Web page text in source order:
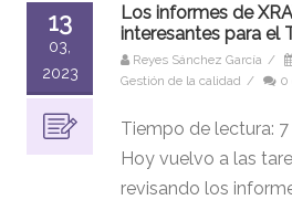
13
03,
2023
Los informes de
interesantes para el
Reyes Sánchez García /
Gestión de la calidad / 0
Tiempo de lectura: 7
Hoy vuelvo a las
revisando los